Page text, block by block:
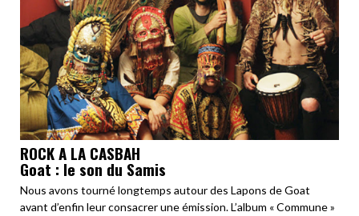
ROCK A LA CASBAH
Goat : le son du Samis
Nous avons tourné longtemps autour des Lapons de Goat
avant d’enfin leur consacrer une émission. L’album « Commune »